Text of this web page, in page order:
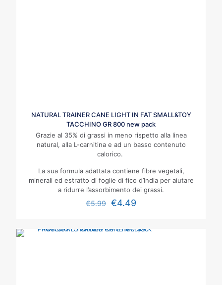
NATURAL TRAINER CANE LIGHT IN FAT SMALL&TOY
TACCHINO GR 800 new pack
Grazie al 35% di grassi in meno rispetto alla linea
natural, alla L-carnitina e ad un basso contenuto
calorico.
La sua formula adattata contiene fibre vegetali,
minerali ed estratto di foglie di fico d’India per aiutare
a ridurre l’assorbimento dei grassi.
€5.99 €4.49